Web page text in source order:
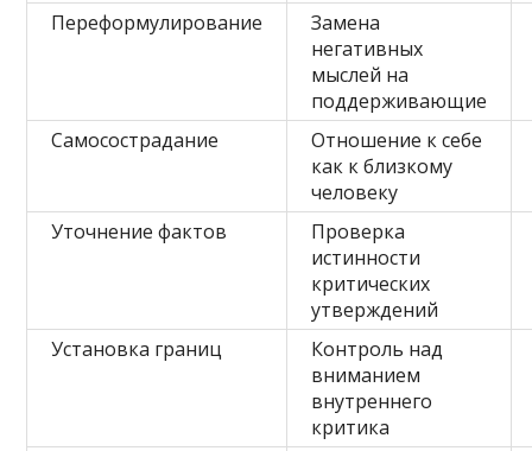
Переформулирование
Замена
негативных
мыслей на
поддерживающие
Самосострадание
Отношение к себе
как к близкому
человеку
Уточнение фактов
Проверка
истинности
критических
утверждений
Установка границ
Контроль над
вниманием
внутреннего
критика